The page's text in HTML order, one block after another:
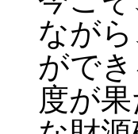
なが
がで
度が